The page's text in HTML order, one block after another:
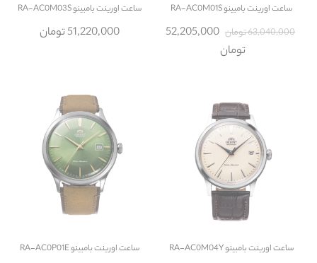
ساعتاورینت بامبینو RA-AC0M01S
63,040,000 تومان
52,205,000
تومان
ساعتاورینت بامبینو RA-AC0M03S
51,220,000 تومان
ساعتاورینت بامبینو RA-AC0M04Y ساعتاورینت بامبینو RA-AC0P01E